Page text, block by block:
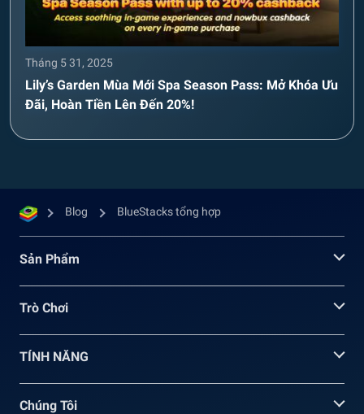
Tháng 5 31, 2025
Lily’s Garden Mùa Mới Spa Season Pass: Mở Khóa Ưu
Đãi, Hoàn Tiền Lên Đến 20%!
Blog BlueStacks tổng hợp
Sản Phẩm
Trò Chơi
TÍNH NĂNG
Chúng Tôi